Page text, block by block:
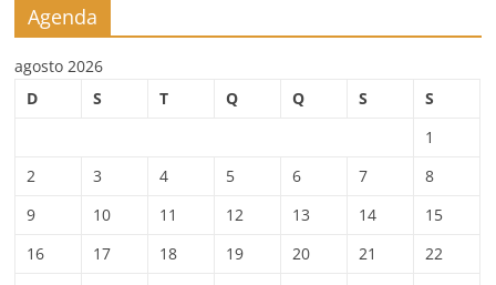
Agenda
agosto 2026
D
S T Q Q S
S
1
2
3 4 5 6 7
8
9
10 11 12 13 14
15
16
17 18 19 20 21
22